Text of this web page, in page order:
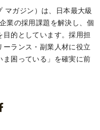
マガジン）は、日本最大級
業の採用課題を解決し、個
目的としています。採用担
ランス・副業人材に役立
困っている」を確実に前